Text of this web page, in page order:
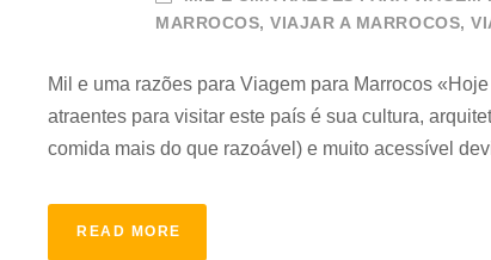
MARROCOS, VIAJAR A MARROCOS,
Mil e uma razões para Viagem para Marrocos
atraentes para visitar este país é sua cultura,
comida mais do que razoável) e muito acessível
READ MORE